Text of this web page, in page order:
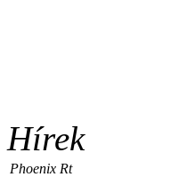
Hírek
Phoenix Rt